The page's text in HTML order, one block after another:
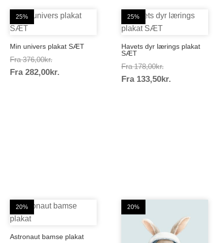
25%
Min univers plakat SÆT
Fra 376,00kr.Prisinterval:
376,00kr.
Fra 282,00kr.
25%
Havets dyr lærings plakat
SÆT
Fra 178,00kr.Prisinterval:
178,00kr.
Fra 133,50kr.Prisinterval:
20%
Astronaut bamse plakat
20%